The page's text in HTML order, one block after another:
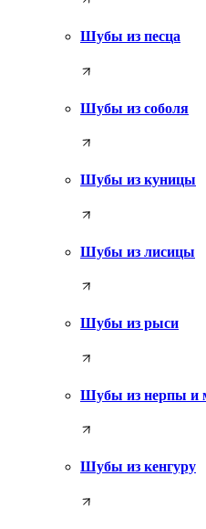
Шубы из песца
Шубы из соболя
Шубы из куницы
Шубы из лисицы
Шубы из рыси
Шубы из нерпы и
Шубы из кенгуру